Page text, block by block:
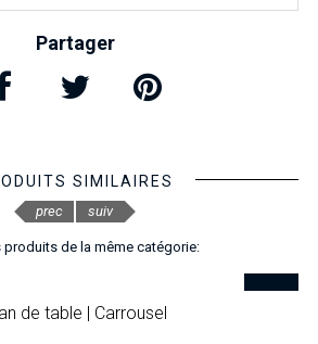
Partager
SIMILAIRES
produits de la même catégorie:
de table | Carrousel
prec suiv